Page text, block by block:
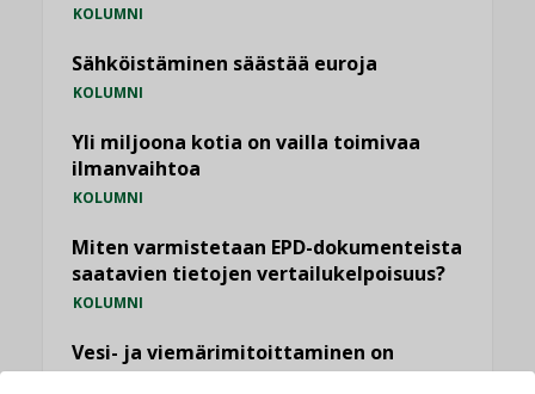
KOLUMNI
Sähköistäminen säästää euroja
KOLUMNI
Yli miljoona kotia on vailla toimivaa
ilmanvaihtoa
KOLUMNI
Miten varmistetaan EPD-dokumenteista
saatavien tietojen vertailukelpoisuus?
KOLUMNI
Vesi- ja viemärimitoittaminen on
jämähtänyt ajassa paikalleen